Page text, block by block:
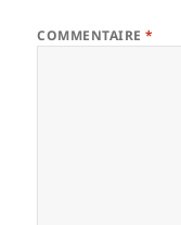
COMMENTAIRE*